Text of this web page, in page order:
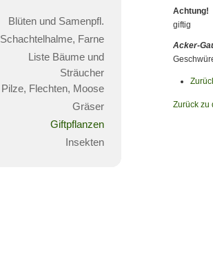
Blüten und Samenpfl.
Schachtelhalme, Farne
Liste Bäume und
Sträucher
Pilze, Flechten, Moose
Gräser
Giftpflanzen
Insekten
Achtung!
giftig
Acker-
Zurück zu